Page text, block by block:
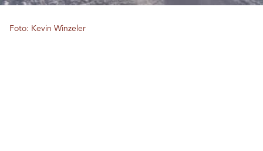
Foto: Kevin Winzeler